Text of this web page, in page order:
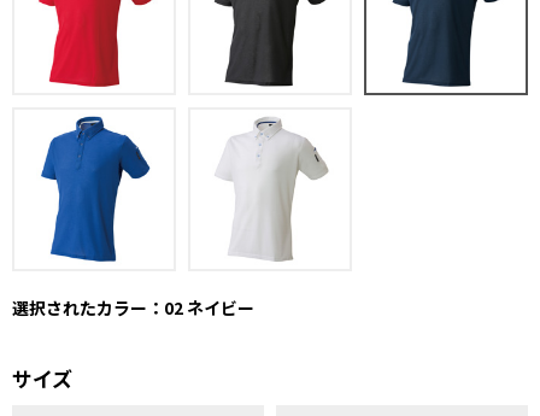
選択されたカラー：02 ネイビー
サイズ